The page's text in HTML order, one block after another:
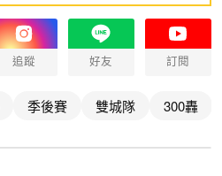
追蹤 好友 訂閱
季後賽 雙城隊 300轟